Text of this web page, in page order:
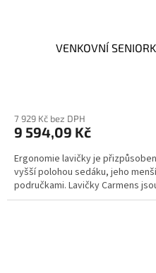
VENKOVNÍ
7 929 Kč bez DPH
9 594,09 Kč
Ergonomie lavičky je
vyšší polohou sedáku, jeho
područkami. Lavičky Carmens